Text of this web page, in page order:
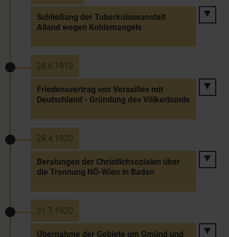
Schließung der Tuberkuloseanstalt
Alland wegen Kohlemangels
28.6.1919
Friedensvertrag von Versailles mit
Deutschland - Gründung des Völkerbunds
29.4.1920
Beratungen der Christlichsozialen über
die Trennung NÖ-Wien in Baden
31.7.1920
Übernahme der Gebiete um Gmünd und